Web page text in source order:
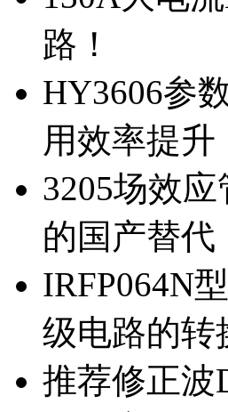
路！
HY3606参
用效率提升
3205场效
的国产替代
IRFP064N
级电路的转
推荐修正波